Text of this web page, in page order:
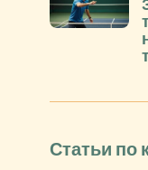
Статьи по